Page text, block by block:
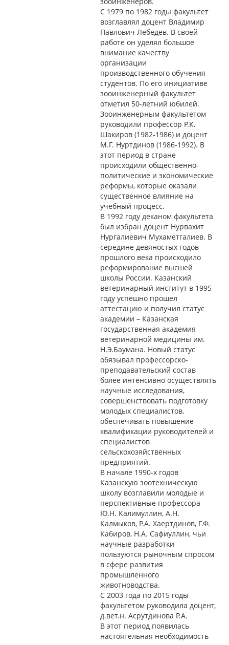
С 1979 по 1982 годы факультет
возглавлял доцент Владимир
Павлович Лебедев. В своей
работе он уделял большое
внимание качеству
организации
производственного обучения
студентов. По его инициативе
зооинженерный факультет
отметил 50-летний юбилей.
Зооинженерным факультетом
руководили профессор Р.К.
Шакиров (1982-1986) и доцент
М.Г. Нуртдинов (1986-1992). В
этот период в стране
происходили общественно-
политические и экономические
реформы, которые оказали
существенное влияние на
учебный процесс.
В 1992 году деканом факультета
был избран доцент Нурвахит
Нургалиевич Мухаметгалиев. В
середине девяностых годов
прошлого века происходило
реформирование высшей
школы России. Казанский
ветеринарный институт в 1995
году успешно прошел
аттестацию и получил статус
академии – Казанская
государственная академия
ветеринарной медицины им.
Н.Э.Баумана. Новый статус
обязывал профессорско-
преподавательский состав
более интенсивно осуществлять
научные исследования,
совершенствовать подготовку
молодых специалистов,
обеспечивать повышение
квалификации руководителей и
специалистов
сельскохозяйственных
предприятий.
В начале 1990-х годов
Казанскую зоотехническую
школу возглавили молодые и
перспективные профессора
Ю.Н. Калимуллин, А.Н.
Калмыков, Р.А. Хаертдинов, Г.Ф.
Кабиров, Н.А. Сафиуллин, чьи
научные разработки
пользуются рыночным спросом
в сфере развития
промышленного
животноводства.
С 2003 года по 2015 годы
факультетом руководила доцент,
д.вет.н. Асрутдинова Р.А.
В этот период появилась
настоятельная необходимость